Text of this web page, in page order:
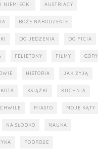
NIEMIECKI AUSTRIACY
BOŻE NARODZENIE
DO JEDZENIA DO PICIA
FELIETONY FILMY GÓRY
HISTORIA JAK ŻYJĄ
KOTA KSIĄŻKI KUCHNIA
MIASTO MOJE KĄTY
NA SŁODKO NAUKA
PODRÓŻE